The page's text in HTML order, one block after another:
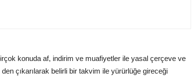
konuda af, indirim ve muafiyetler ile yasal çerçeve ve
çıkarılarak belirli bir takvim ile yürürlüğe gireceği